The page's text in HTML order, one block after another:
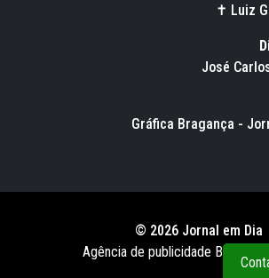
✝ Luiz
José
Gráfica Bragança -
© 2026 Jornal em Dia
Agência de publicidade BWS